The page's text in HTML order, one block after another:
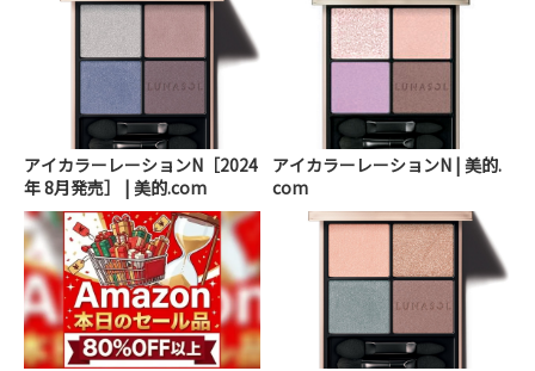
アイカラーレーションN［2024
年 8月発売］ | 美的.com
アイカラーレーションN | 美的.
com